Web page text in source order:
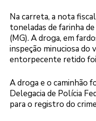
Na carreta, a nota
toneladas de farinha
(MG). A droga, em
inspeção minuciosa do
entorpecente retido
A droga e o caminhão
Delegacia de Polícia
para o registro do